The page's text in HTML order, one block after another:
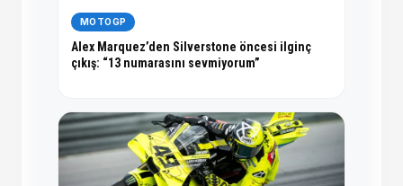
MOTOGP
Alex Marquez’den Silverstone öncesi ilginç
çıkış: “13 numarasını sevmiyorum”